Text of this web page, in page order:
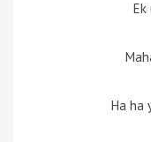
Ek
Ha ha